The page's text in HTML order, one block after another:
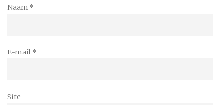
Naam *
E-mail *
Site